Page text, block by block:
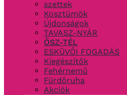
szettek
Kosztümök
Újdonságok
TAVASZ-NYÁR
ŐSZ-TÉL
ESKÜVŐI FOGADÁS
Kiegészítők
Fehérnemű
Fürdőruha
Akciók